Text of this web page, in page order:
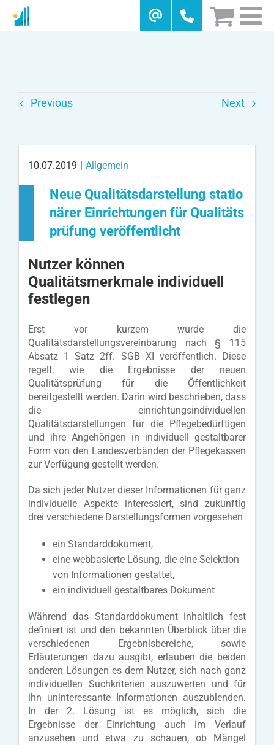
Previous Next
10.07.2019 | Allgemein
Neue Qualitätsdarstellung statio
närer Einrichtungen für Qualitäts
prüfung veröffentlicht
Nutzer können
Qualitätsmerkmale individuell
festlegen
Erst vor kurzem wurde die
Qualitätsdarstellungsvereinbarung nach § 115
Absatz 1 Satz 2ff. SGB XI veröffentlich. Diese
regelt, wie die Ergebnisse der neuen
Qualitätsprüfung für die Öffentlichkeit
bereitgestellt werden. Darin wird beschrieben, dass
die einrichtungsindividuellen
Qualitätsdarstellungen für die Pflegebedürftigen
und ihre Angehörigen in individuell gestaltbarer
Form von den Landesverbänden der Pflegekassen
zur Verfügung gestellt werden.
Da sich jeder Nutzer dieser Informationen für ganz
individuelle Aspekte interessiert, sind zukünftig
drei verschiedene Darstellungsformen vorgesehen
ein Standarddokument,
eine webbasierte Lösung, die eine Selektion
von Informationen gestattet,
ein individuell gestaltbares Dokument
Während das Standarddokument inhaltlich fest
definiert ist und den bekannten Überblick über die
verschiedenen Ergebnisbereiche, sowie
Erläuterungen dazu ausgibt, erlauben die beiden
anderen Lösungen es dem Nutzer, sich nach ganz
individuellen Suchkriterien auszuwerten und für
ihn uninteressante Informationen auszublenden.
In der 2. Lösung ist es möglich, sich die
Ergebnisse der Einrichtung auch im Verlauf
anzusehen und etwa zu schauen, ob Mängel